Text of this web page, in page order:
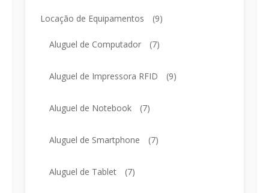
Locação de Equipamentos (9)
Aluguel de Computador (7)
Aluguel de Impressora RFID (9)
Aluguel de Notebook (7)
Aluguel de Smartphone (7)
Aluguel de Tablet (7)